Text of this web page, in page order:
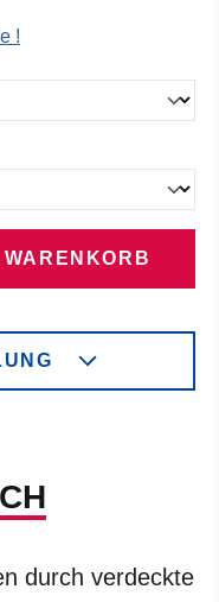
!
WARENKORB
durch verdeckte